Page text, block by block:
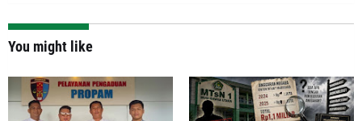
You might like